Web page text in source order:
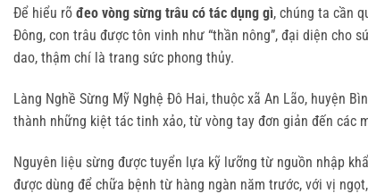
Để hiểu rõ đeo vòng sừng trâu có tác dụng gì, chúng ta cần
Đông, con trâu được tôn vinh như “thần nông”, đại diện cho
dao, thậm chí là trang sức phong thủy.
Làng Nghề Sừng Mỹ Nghệ Đô Hai, thuộc xã An Lão, huyện
thành những kiệt tác tinh xảo, từ vòng tay đơn giản đến các
Nguyên liệu sừng được tuyển lựa kỹ lưỡng từ nguồn nhập
được dùng để chữa bệnh từ hàng ngàn năm trước, với vị